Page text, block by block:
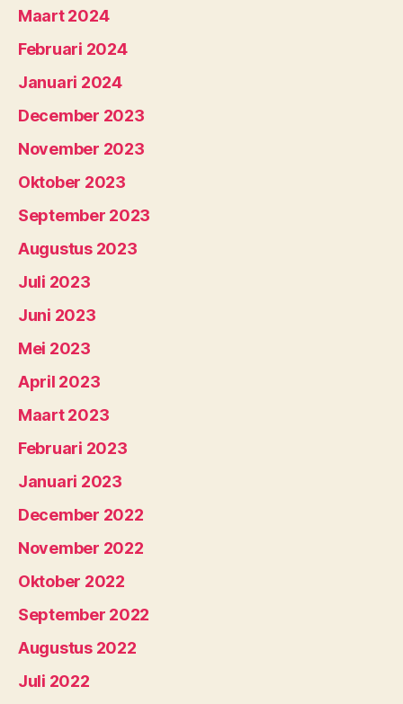
Maart 2024
Februari 2024
Januari 2024
December 2023
November 2023
Oktober 2023
September 2023
Augustus 2023
Juli 2023
Juni 2023
Mei 2023
April 2023
Maart 2023
Februari 2023
Januari 2023
December 2022
November 2022
Oktober 2022
September 2022
Augustus 2022
Juli 2022